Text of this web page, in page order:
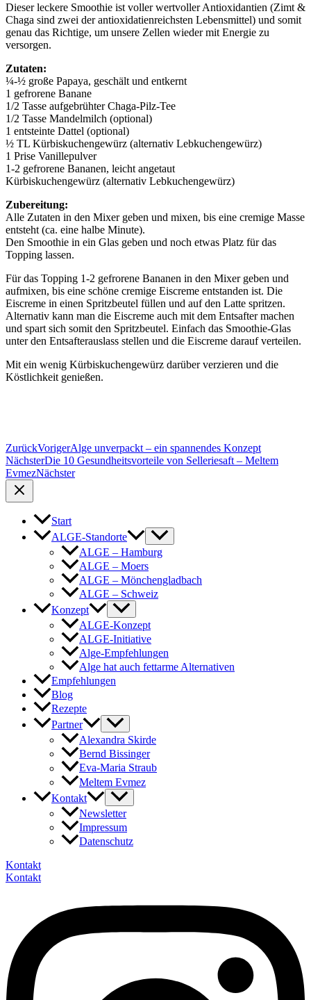
Dieser leckere Smoothie ist voller wertvoller Antioxidantien (Zimt &
Chaga sind zwei der antioxidatienreichsten Lebensmittel) und somit
genau das Richtige, um unsere Zellen wieder mit Energie zu
versorgen.
Zutaten:
¼-½ große Papaya, geschält und entkernt
1 gefrorene Banane
1/2 Tasse aufgebrühter Chaga-Pilz-Tee
1/2 Tasse Mandelmilch (optional)
1 entsteinte Dattel (optional)
½ TL Kürbiskuchengewürz (alternativ Lebkuchengewürz)
1 Prise Vanillepulver
1-2 gefrorene Bananen, leicht angetaut
Kürbiskuchengewürz (alternativ Lebkuchengewürz)
Zubereitung:
Alle Zutaten in den Mixer geben und mixen, bis eine cremige Masse
entsteht (ca. eine halbe Minute).
Den Smoothie in ein Glas geben und noch etwas Platz für das
Topping lassen.
Für das Topping 1-2 gefrorene Bananen in den Mixer geben und
aufmixen, bis eine schöne cremige Eiscreme entstanden ist. Die
Eiscreme in einen Spritzbeutel füllen und auf den Latte spritzen.
Alternativ kann man die Eiscreme auch mit dem Entsafter machen
und spart sich somit den Spritzbeutel. Einfach das Smoothie-Glas
unter den Entsafterauslass stellen und die Eiscreme darauf verteilen.
Mit ein wenig Kürbiskuchengewürz darüber verzieren und die
Köstlichkeit genießen.
ZurückVorigerAlge unverpackt – ein spannendes Konzept
NächsterDie 10 Gesundheitsvorteile von Selleriesaft – Meltem
EvmezNächster
Start
ALGE-Standorte
ALGE – Hamburg
ALGE – Moers
ALGE – Mönchengladbach
ALGE – Schweiz
Konzept
ALGE-Konzept
ALGE-Initiative
Alge-Empfehlungen
Alge hat auch fettarme Alternativen
Empfehlungen
Blog
Rezepte
Partner
Alexandra Skirde
Bernd Bissinger
Eva-Maria Straub
Meltem Evmez
Kontakt
Newsletter
Impressum
Datenschutz
Kontakt
Kontakt